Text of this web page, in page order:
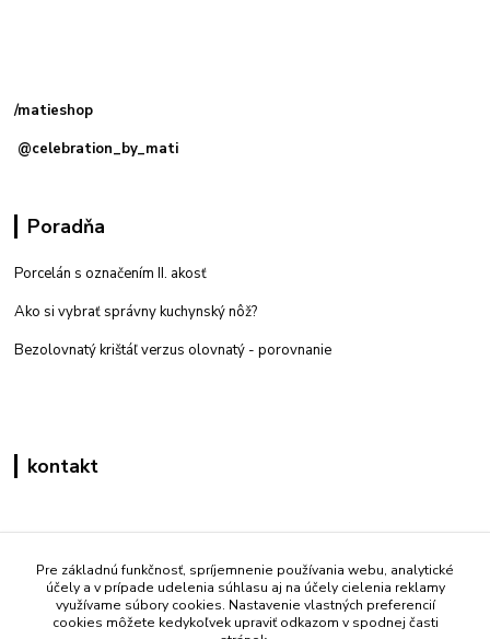
/matieshop
@celebration_by_mati
Poradňa
Porcelán s označením II. akosť
Ako si vybrať správny kuchynský nôž?
Bezolovnatý krištáľ verzus olovnatý - porovnanie
kontakt
+421 908 861 051
(Po - Pia 7:30-15:30)
info@mati.sk
Pre základnú funkčnosť, spríjemnenie používania webu, analytické
účely a v prípade udelenia súhlasu aj na účely cielenia reklamy
využívame súbory cookies. Nastavenie vlastných preferencií
cookies môžete kedykoľvek upraviť odkazom v spodnej časti